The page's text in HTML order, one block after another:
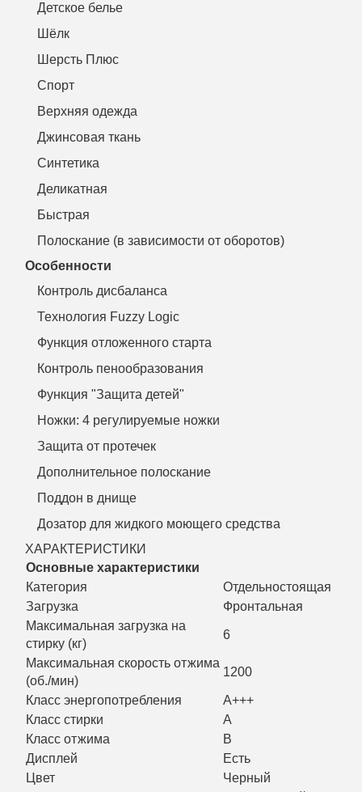
Детское белье
Шёлк
Шерсть Плюс
Спорт
Верхняя одежда
Джинсовая ткань
Синтетика
Деликатная
Быстрая
Полоскание (в зависимости от оборотов)
Особенности
Контроль дисбаланса
Технология Fuzzy Logic
Функция отложенного старта
Контроль пенообразования
Функция "Защита детей"
Ножки: 4 регулируемые ножки
Защита от протечек
Дополнительное полоскание
Поддон в днище
Дозатор для жидкого моющего средства
ХАРАКТЕРИСТИКИ
Основные характеристики
Категория
Отдельностоящая
Загрузка
Фронтальная
Максимальная загрузка на
стирку (кг)
6
Максимальная скорость отжима
(об./мин)
1200
Класс энергопотребления
A+++
Класс стирки
A
Класс отжима
B
Дисплей
Есть
Цвет
Черный